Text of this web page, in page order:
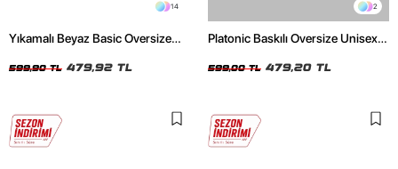
14
Yıkamalı Beyaz Basic Oversize
599,90 TL 479,92 TL
2
Platonic Baskılı Oversize Unisex
599,00 TL 479,20 TL